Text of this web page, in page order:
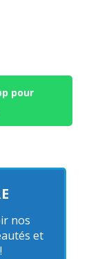
pour
nos
et